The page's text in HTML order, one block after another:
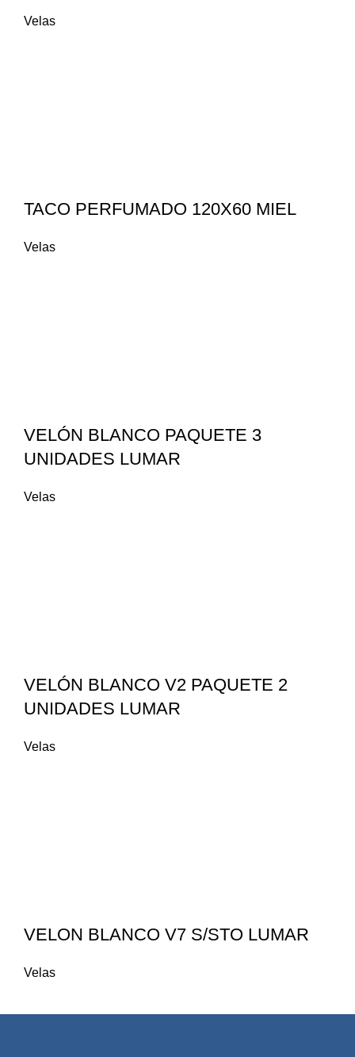
Velas
TACO PERFUMADO 120X60 MIEL
Velas
VELÓN BLANCO PAQUETE 3
UNIDADES LUMAR
Velas
VELÓN BLANCO V2 PAQUETE 2
UNIDADES LUMAR
Velas
VELON BLANCO V7 S/STO LUMAR
Velas